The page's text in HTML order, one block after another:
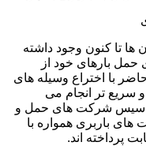
ها تا کنون وجود داشته
بارهای خود از
با اختراع وسیله های
سریع تر انجام می
تاسیس شرکت های حمل و
باربری همواره با
پرداخته اند.